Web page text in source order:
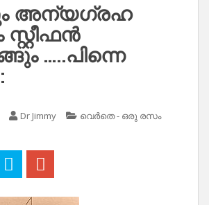
അന്യഗ്രഹ
സ്റ്റീഫൻ
…..പിന്നെ
Dr Jimmy വെർതെ - ഒരു രസം